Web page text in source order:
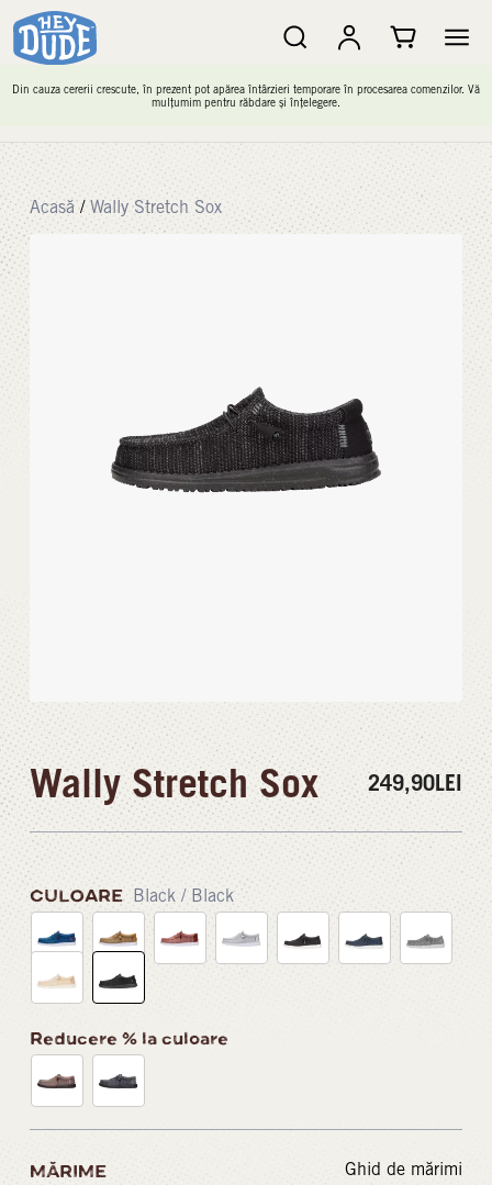
Din cauza cererii crescute, în prezent pot apărea întârzieri temporare în procesarea comenzilor. Vă
mulțumim pentru răbdare și înțelegere.
Acasă / Wally Stretch Sox
Wally Stretch Sox 249,90LEI
CULOARE Black / Black
Reducere % la culoare
MĂRIME Ghid de mărimi